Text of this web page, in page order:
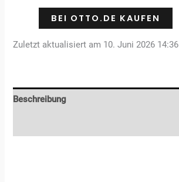
BEI OTTO.DE KAUFEN
Zuletzt aktualisiert am 10. Juni 2026 14:36
Beschreibung